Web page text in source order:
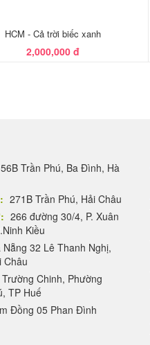
HCM - Cả trời biếc xanh
2,000,000 đ
56B Trần Phú, Ba Đình, Hà
271B Trần Phú, Hải Châu
266 đường 30/4, P. Xuân
Kiều
32 Lê Thanh Nghị,
Châu
Chinh, Phường
TP Huế
Đồng 05 Phan Đình